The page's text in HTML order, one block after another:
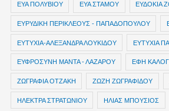
ΕΥΑ ΠΟΛΥΒΙΟΥ ΕΥΑ ΣΤΑΜΟΥ ΕΥΔΟΚΙΑ
ΕΥΡΥΔΙΚΗ ΠΕΡΙΚΛΕΟΥΣ - ΠΑΠΑΔΟΠΟΥΛΟΥ
ΕΥΤΥΧΙΑ-ΑΛΕΞΑΝΔΡΑ ΛΟΥΚΙΔΟΥ ΕΥΤΥΧΙΑ
ΕΥΦΡΟΣΥΝΗ ΜΑΝΤΑ - ΛΑΖΑΡΟΥ ΕΦΗ
ΖΩΓΡΑΦΙΑ ΟΤΖΑΚΗ ΖΩΖΗ ΖΩΓΡΑΦΙΔΟΥ
ΗΛΕΚΤΡΑ ΣΤΡΑΤΩΝΙΟΥ ΗΛΙΑΣ ΜΠΟΥΣΙΟΣ